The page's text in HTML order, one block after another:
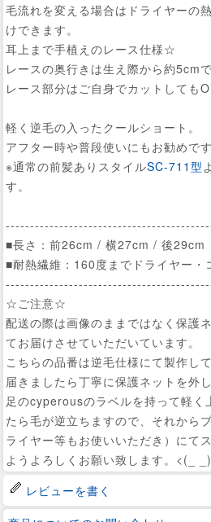
毛流れを変える場合はドライヤーの
けできます。
耳上まで手植えのレース仕様☆
レースの奥行きは生え際から約5cmで
レース部分はご自身でカットしても
軽く逆毛の入ったクールショート。
アフター時や普段使いにもお勧めです
※通常の前髪ありスタイルSC-711型
す。
■長さ：前26cm / 横27cm / 後29cm
■耐熱繊維：160度までドライヤー・
☆ご注意☆
配送の際は画像のままではなく保護
てお届けさせていただいています。
こちらの品番は逆毛仕様にて製作して
届きましたら丁寧に保護ネットを外
足のcyperousのラベルを持って軽く
たら毛が逆立ちますので、それから
ライヤー等もお使いいただき）にて
ようよろしくお願い致します。<(_
レビューを書く